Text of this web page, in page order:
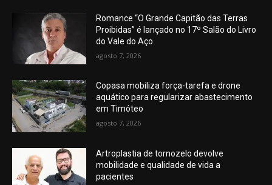
Romance “O Grande Capitão das Terras
Proibidas” é lançado no 17º Salão do Livro
do Vale do Aço
agosto 7, 2026
Copasa mobiliza força-tarefa e drone
aquático para regularizar abastecimento
em Timóteo
agosto 7, 2026
Artroplastia de tornozelo devolve
mobilidade e qualidade de vida a
pacientes